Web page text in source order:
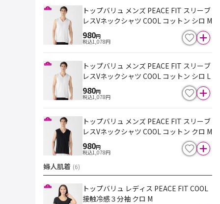
トップバリュ メンズ PEACE FIT スリーブ
レスVネックシャツ COOL コットン シロ M
980円
税込1,078円
トップバリュ メンズ PEACE FIT スリーブ
レスVネックシャツ COOL コットン シロ L
980円
税込1,078円
トップバリュ メンズ PEACE FIT スリーブ
レスVネックシャツ COOL コットン クロ M
980円
税込1,078円
婦人肌着 (6)
トップバリュ レディス PEACE FIT COOL
接触冷感３分袖 クロ M